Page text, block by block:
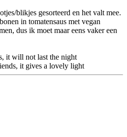
blikjes gesorteerd en het valt mee.
in tomatensaus met vegan
dus ik moet maar eens vaker een
it will not last the night
it gives a lovely light